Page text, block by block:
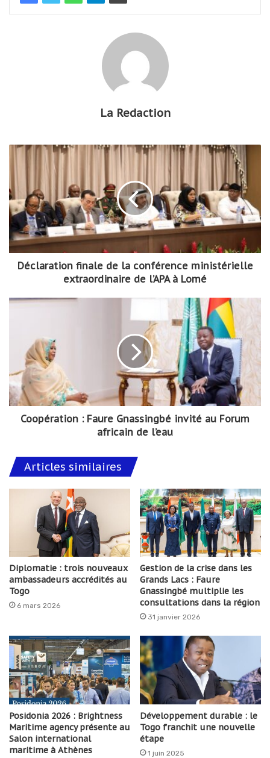
La Redaction
Déclaration finale de la conférence ministérielle
extraordinaire de l’APA à Lomé
Coopération : Faure Gnassingbé invité au Forum
africain de l’eau
Articles similaires
Diplomatie : trois nouveaux
ambassadeurs accrédités au
Togo
6 mars 2026
Gestion de la crise dans les
Grands Lacs : Faure
Gnassingbé multiplie les
consultations dans la région
31 janvier 2026
Posidonia 2026 : Brightness
Maritime agency présente au
Salon international
maritime à Athènes
Développement durable : le
Togo franchit une nouvelle
étape
1 juin 2025